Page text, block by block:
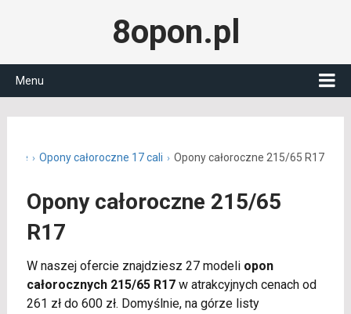
8opon.pl
Menu
Opony całoroczne 17 cali Opony całoroczne 215/65 R17
Opony całoroczne 215/65
R17
W naszej ofercie znajdziesz 27 modeli opon
całorocznych 215/65 R17w atrakcyjnych cenach od
261 zł do 600 zł. Domyślnie, na górze listy